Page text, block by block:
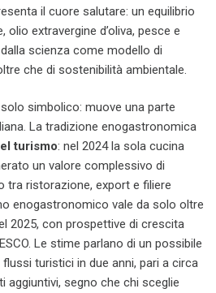
il cuore salutare: un equilibrio
olio extravergine d’oliva, pesce e
scienza come modello di
che di sostenibilità ambientale.
simbolico: muove una parte
La tradizione enogastronomica
turismo: nel 2024 la sola cucina
un valore complessivo di
tra ristorazione, export e filiere
enogastronomico vale da solo oltre
2025, con prospettive di crescita
Le stime parlano di un possibile
flussi turistici in due anni, pari a circa
aggiuntivi, segno che chi sceglie